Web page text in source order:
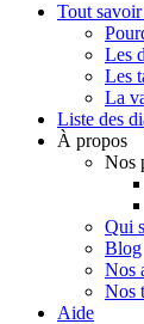
Tout
Les
Les
La
Liste des
À propos
Nos
Qui
Blog
Nos
Nos
Aide